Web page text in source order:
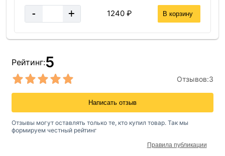
- + 1240 ₽ В корзину
Рейтинг:5
Отзывов:3
Написать отзыв
Отзывы могут оставлять только те, кто купил товар. Так мы
формируем честный рейтинг
Правила публикации